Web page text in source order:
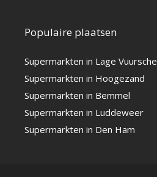
Populaire plaatsen
Supermarkten in Lage Vuursche
Supermarkten in Hoogezand
Supermarkten in Bemmel
Supermarkten in Luddeweer
Supermarkten in Den Ham